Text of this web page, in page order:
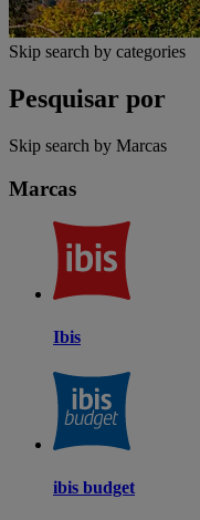
Skip search by categories
Pesquisar por
Skip search by Marcas
Marcas
Ibis
ibis budget